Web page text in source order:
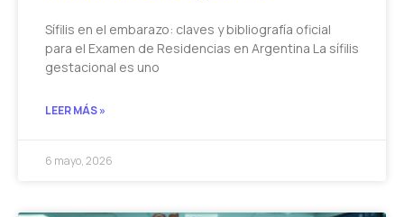
Sífilis en el embarazo: claves y bibliografía oficial
para el Examen de Residencias en Argentina La sífilis
gestacional es uno
LEER MÁS »
6 mayo, 2026